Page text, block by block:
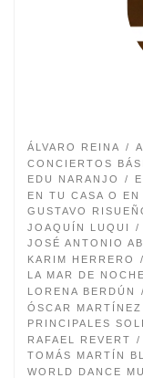
ÁLVARO REINA
CONCIERTOS
EDU NARANJO
EN TU CASA O EN
GUSTAVO
JOAQUÍN LUQUI
JOSÉ ANTONIO
KARIM HERRERO
LA MAR DE
LORENA BERDÚN
ÓSCAR MARTÍNEZ
PRINCIPALES
RAFAEL REVERT
TOMÁS MARTÍN
WORLD DANCE